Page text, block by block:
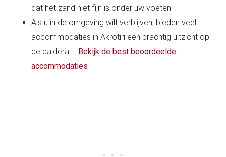
dat het zand niet fijn is onder uw voeten
Als u in de omgeving wilt verblijven, bieden veel
accommodaties in Akrotiri een prachtig uitzicht op
de caldera – Bekijk de best beoordeelde
accommodaties